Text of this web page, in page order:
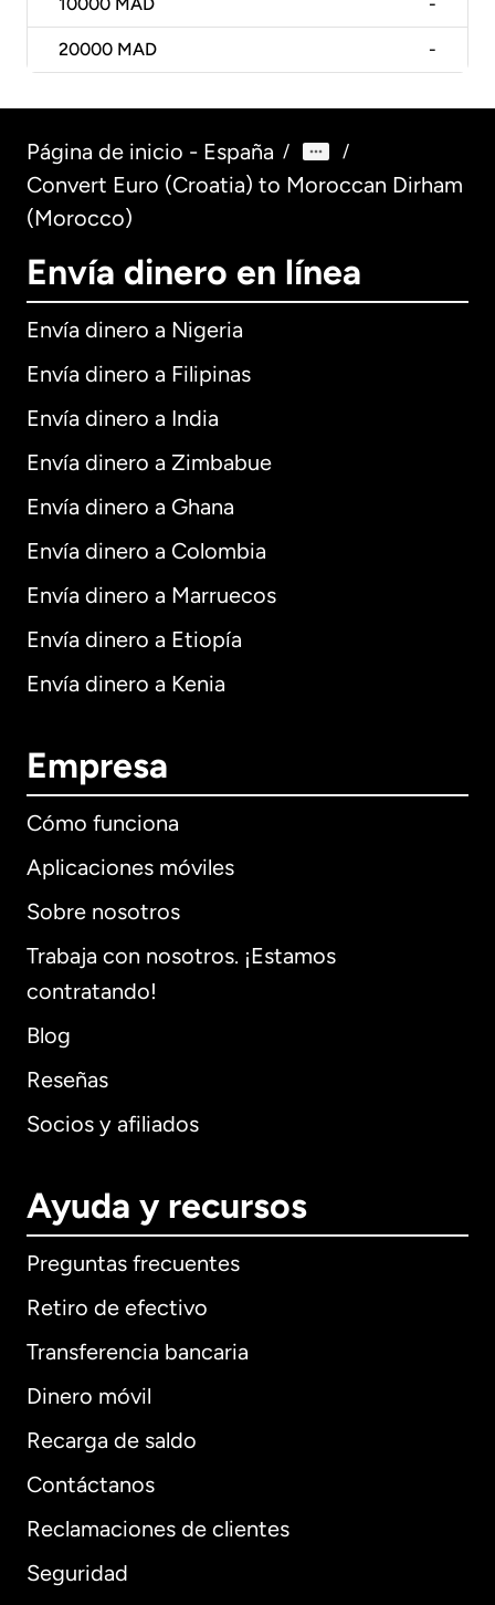
10000 MAD -
20000 MAD -
Página de inicio - España / /
Convert Euro (Croatia) to Moroccan Dirham
(Morocco)
Envía dinero en línea
Envía dinero a Nigeria
Envía dinero a Filipinas
Envía dinero a India
Envía dinero a Zimbabue
Envía dinero a Ghana
Envía dinero a Colombia
Envía dinero a Marruecos
Envía dinero a Etiopía
Envía dinero a Kenia
Empresa
Cómo funciona
Aplicaciones móviles
Sobre nosotros
Trabaja con nosotros. ¡Estamos
contratando!
Blog
Reseñas
Socios y afiliados
Ayuda y recursos
Preguntas frecuentes
Retiro de efectivo
Transferencia bancaria
Dinero móvil
Recarga de saldo
Contáctanos
Reclamaciones de clientes
Seguridad